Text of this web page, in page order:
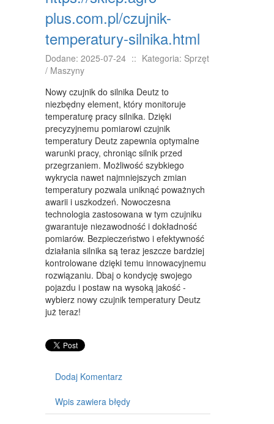
NIERUCHOMOŚCI, DZIAŁKI
DOMY, MIESZKANIA
WYKSZTAŁCENIE
PLACÓWKI EDUKACYJNE
KURSY JĘZYKOWE
KURSY I SZKOLENIA
TŁUMACZENIA
BIZNES ONLINE
BIŻUTERIA
DLA DZIECI
MEBLE
WYPOSAŻENIE WNĘTRZ
WYPOSAŻENIE ŁAZIENKI
OGRÓD, ROŚLINY
plus.com.pl/czujnik-
temperatury-silnika.html
Dodane: 2025-07-24 :: Kategoria: Sprzęt
/ Maszyny
Nowy czujnik do silnika Deutz to
niezbędny element, który monitoruje
temperaturę pracy silnika. Dzięki
precyzyjnemu pomiarowi czujnik
temperatury Deutz zapewnia optymalne
warunki pracy, chroniąc silnik przed
przegrzaniem. Możliwość szybkiego
wykrycia nawet najmniejszych zmian
temperatury pozwala uniknąć poważnych
awarii i uszkodzeń. Nowoczesna
technologia zastosowana w tym czujniku
gwarantuje niezawodność i dokładność
pomiarów. Bezpieczeństwo i efektywność
działania silnika są teraz jeszcze bardziej
kontrolowane dzięki temu innowacyjnemu
rozwiązaniu. Dbaj o kondycję swojego
pojazdu i postaw na wysoką jakość -
wybierz nowy czujnik temperatury Deutz
już teraz!
Dodaj Komentarz
Wpis zawiera błędy